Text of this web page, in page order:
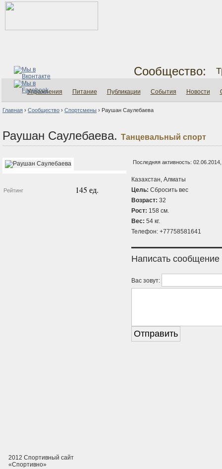
Сообщество:
Упражнения Питание Публикации События Новости
Главная › Сообщество › Спортсмены › Раушан Саулебаева
Раушан Саулебаева. Танцевальный спорт
Рейтинг 145 ед.
Последняя активность:
Казахстан, Алматы
Цель: Сбросить вес
Возраст: 32
Рост: 158 см.
Вес: 54 кг.
Телефон: +77758581641
Написать сообщение
Вас зовут:
2012 Спортивный сайт
«Спортивно»